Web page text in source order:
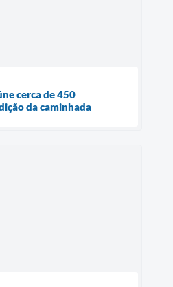
cerca de 450
da caminhada